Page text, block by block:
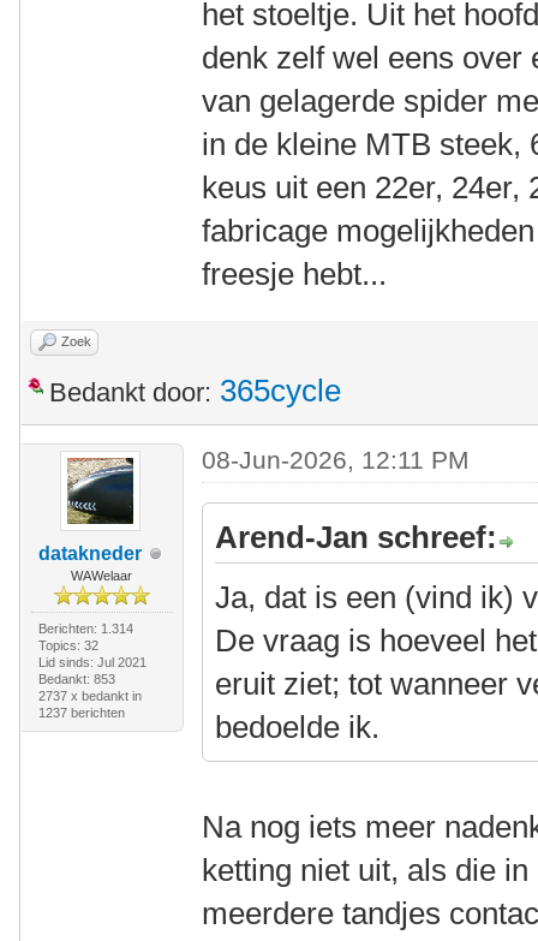
het stoeltje. Uit het
denk zelf wel eens over
van gelagerde spider
in de kleine MTB steek,
keus uit een 22er, 24er,
fabricage
freesje hebt...
Zoek
Bedankt door: 365cycle
datakneder
WAWelaar
Berichten: 1.314
Topics: 32
Lid sinds: Jul 2021
Bedankt: 853
2737 x bedankt in
1237 berichten
08-Jun-2026, 12:11 PM
Arend-Jan schreef:
Ja, dat is een (vind ik)
De vraag is hoeveel
eruit ziet; tot wanneer
bedoelde ik.
Na nog iets meer
ketting niet uit, als die
meerdere tandjes